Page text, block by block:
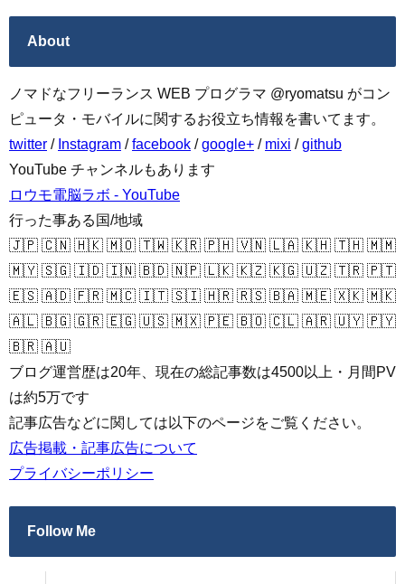
About
ノマドなフリーランス WEB プログラマ @ryomatsu がコン
ピュータ・モバイルに関するお役立ち情報を書いてます。
twitter / Instagram /facebook /google+ / mixi /github
YouTube チャンネルもあります
ロウモ電脳ラボ - YouTube
行った事ある国/地域
🇯🇵 🇨🇳 🇭🇰 🇲🇴 🇹🇼 🇰🇷 🇵🇭 🇻🇳 🇱🇦 🇰🇭 🇹🇭 🇲🇲
🇲🇾 🇸🇬 🇮🇩 🇮🇳 🇧🇩 🇳🇵 🇱🇰 🇰🇿 🇰🇬 🇺🇿 🇹🇷 🇵🇹
🇪🇸 🇦🇩 🇫🇷 🇲🇨 🇮🇹 🇸🇮 🇭🇷 🇷🇸 🇧🇦 🇲🇪 🇽🇰 🇲🇰
🇦🇱 🇧🇬 🇬🇷 🇪🇬 🇺🇸 🇲🇽 🇵🇪 🇧🇴 🇨🇱 🇦🇷 🇺🇾 🇵🇾
🇧🇷 🇦🇺
ブログ運営歴は20年、現在の総記事数は4500以上・月間PV
は約5万です
記事広告などに関しては以下のページをご覧ください。
広告掲載・記事広告について
プライバシーポリシー
Follow Me